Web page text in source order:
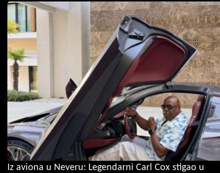
Iz aviona u Neveru: Legendarni Carl Cox stigao u